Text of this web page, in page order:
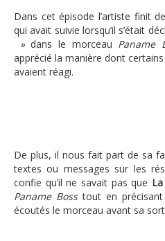
Dans cet épisode l’artiste finit
qui avait suivie lorsqu’il s’était
»dans le morceau Paname
apprécié la manière dont
avaient réagi.
De plus, il nous fait part de sa
textes ou messages sur les
confie qu’il ne savait pas que
Paname Bosstout en précisant
écoutés le morceau avant sa